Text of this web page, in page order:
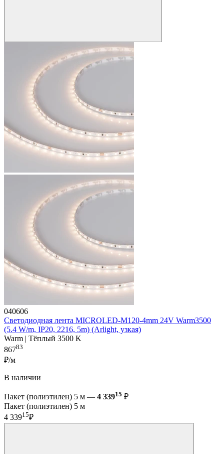
040606
Светодиодная лента MICROLED-M120-4mm 24V Warm3500
(5.4 W/m, IP20, 2216, 5m) (Arlight, узкая)
Warm | Тёплый 3500 K
86783
₽/м
В наличии
Пакет (полиэтилен) 5 м — 4 33915 ₽
Пакет (полиэтилен) 5 м
4 33915₽